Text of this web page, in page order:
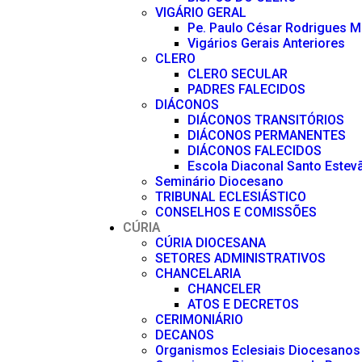
VIGÁRIO GERAL
Pe. Paulo César Rodrigues
Vigários Gerais Anteriores
CLERO
CLERO SECULAR
PADRES FALECIDOS
DIÁCONOS
DIÁCONOS TRANSITÓRIOS
DIÁCONOS PERMANENTES
DIÁCONOS FALECIDOS
Escola Diaconal Santo
Seminário Diocesano
TRIBUNAL ECLESIÁSTICO
CONSELHOS E COMISSÕES
CÚRIA
CÚRIA DIOCESANA
SETORES ADMINISTRATIVOS
CHANCELARIA
CHANCELER
ATOS E DECRETOS
CERIMONIÁRIO
DECANOS
Organismos Eclesiais Diocesanos